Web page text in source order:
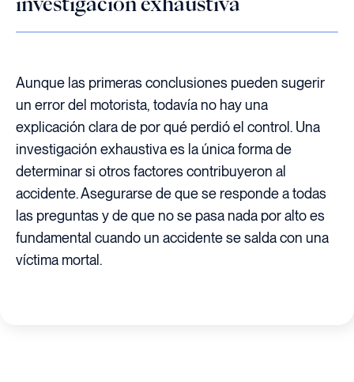
Aunque las primeras conclusiones pueden sugerir
un error del motorista, todavía no hay una
explicación clara de por qué perdió el control. Una
investigación exhaustiva es la única forma de
determinar si otros factores contribuyeron al
accidente. Asegurarse de que se responde a todas
las preguntas y de que no se pasa nada por alto es
fundamental cuando un accidente se salda con una
víctima mortal.